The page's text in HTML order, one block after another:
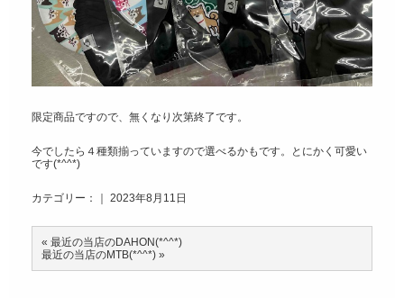
限定商品ですので、無くなり次第終了です。
今でしたら４種類揃っていますので選べるかもです。とにかく可愛い
です(*^^*)
カテゴリー：｜ 2023年8月11日
« 最近の当店のDAHON(*^^*)
最近の当店のMTB(*^^*) »